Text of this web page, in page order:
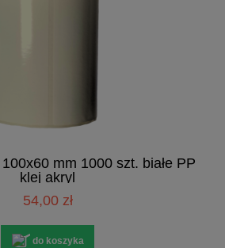
mm 1000 szt. białe PP
klej akryl
54,00 zł
do koszyka